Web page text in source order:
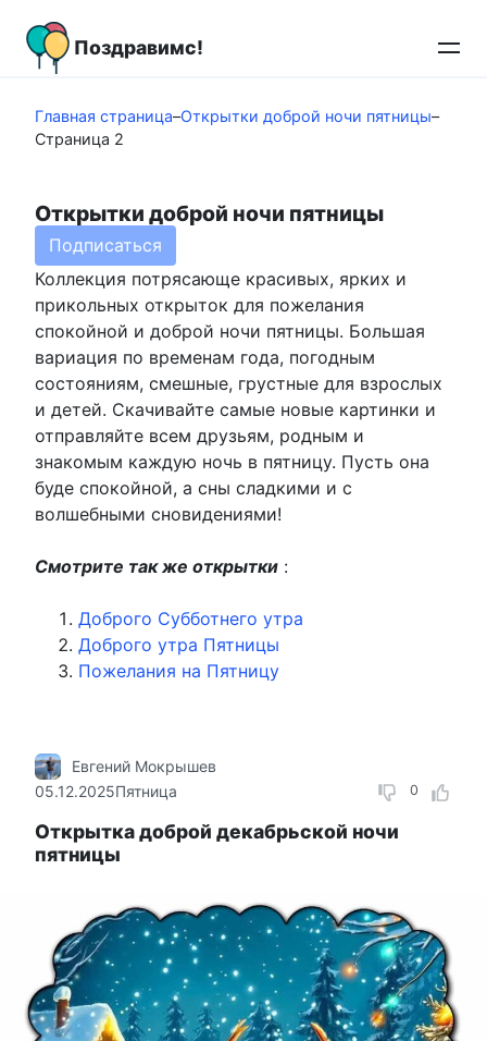
контенту
Поздравимс!
Главная страница–Открытки доброй ночи пятницы–
Страница 2
Открытки доброй ночи пятницы
Подписаться
Коллекция потрясающе красивых, ярких и
прикольных открыток для пожелания
спокойной и доброй ночи пятницы. Большая
вариация по временам года, погодным
состояниям, смешные, грустные для взрослых
и детей. Скачивайте самые новые картинки и
отправляйте всем друзьям, родным и
знакомым каждую ночь в пятницу. Пусть она
буде спокойной, а сны сладкими и с
волшебными сновидениями!
Смотрите так же открытки :
Доброго Субботнего утра
Доброго утра Пятницы
Пожелания на Пятницу
0
Евгений Мокрышев
05.12.2025Пятница
Открытка доброй декабрьской ночи
пятницы